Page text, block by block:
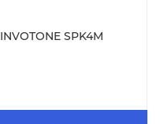
SPK4M